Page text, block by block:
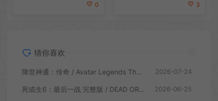
0 3
猜你喜欢
降世神通：传奇 / Avatar Legends The Fighting Game 卡通格斗游戏 2026-07-24
死或生6：最后一战 完整版 / DEAD OR ALIVE 6 Last Round 卡通格斗游戏 2026-06-25